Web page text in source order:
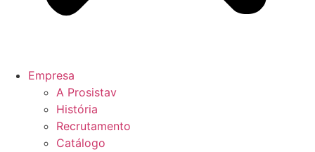
Empresa
A Prosistav
História
Recrutamento
Catálogo